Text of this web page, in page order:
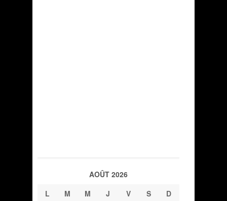
AOÛT 2026
L
M M J V S D